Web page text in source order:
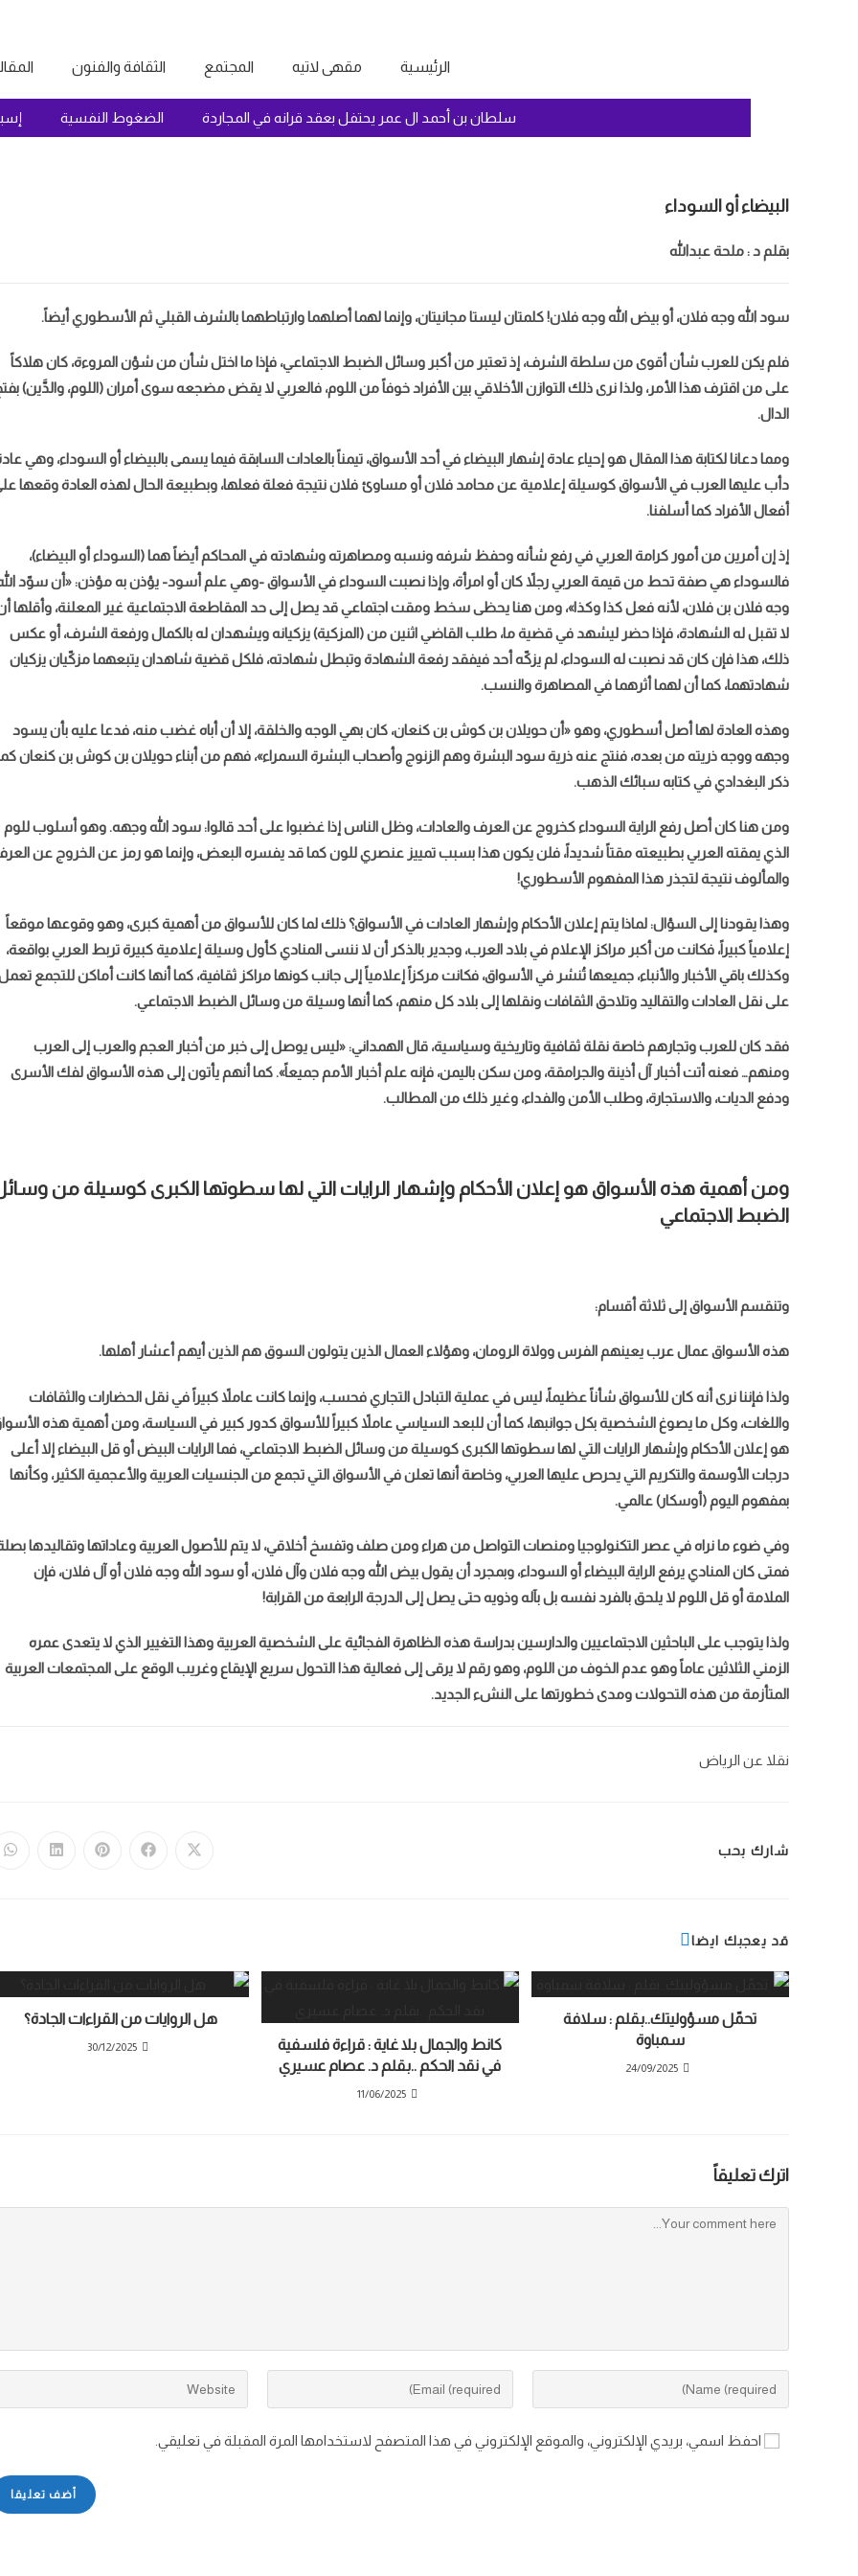
الرئيسية مقهى لاتيه المجتمع الثقافة والفنون
سلطان بن أحمد ال عمر يحتفل بعقد قرانه في المجاردة الضغوط النفسية
البيضاء أو السوداء
بقلم د : ملحة عبدالله
سود الله وجه فلان، أو بيض الله وجه فلان! كلمتان ليستا مجانيتان، وإنما لهما أصلهما وارتباطهما بالشرف القبلي ثم الأسطوري أيضاً.
فلم يكن للعرب شأن أقوى من سلطة الشرف، إذ تعتبر من أكبر وسائل الضبط الاجتماعي، فإذا ما اختل شأن من شؤن المروءة، كان هلاكاً
على من اقترف هذا الأمر، ولذا نرى ذلك التوازن الأخلاقي بين الأفراد خوفاً من اللوم، فالعربي لا يقض مضجعه سوى أمران (اللوم، والدَّين)
الدال.
ومما دعانا لكتابة هذا المقال هو إحياء عادة إشهار البيضاء في أحد الأسواق، تيمناً بالعادات السابقة فيما يسمى بالبيضاء أو السوداء، وهي
دأب عليها العرب في الأسواق كوسيلة إعلامية عن محامد فلان أو مساوئ فلان نتيجة فعلة فعلها، وبطبيعة الحال لهذه العادة وقعها
أفعال الأفراد كما أسلفنا.
إذ إن أمرين من أمور كرامة العربي في رفع شأنه وحفظ شرفه ونسبه ومصاهرته وشهادته في المحاكم أيضاً هما (السوداء أو البيضاء)،
فالسوداء هي صفة تحط من قيمة العربي رجلاً كان أو امرأة، وإذا نصبت السوداء في الأسواق -وهي علم أسود- يؤذن به مؤذن: «أن سوّد
وجه فلان بن فلان، لأنه فعل كذا وكذا»، ومن هنا يحظى سخط ومقت اجتماعي قد يصل إلى حد المقاطعة الاجتماعية غير المعلنة، وأقلها
لا تقبل له الشهادة، فإذا حضر ليشهد في قضية ما، طلب القاضي اثنين من (المزكية) يزكيانه ويشهدان له بالكمال ورفعة الشرف، أو عكس
ذلك، هذا فإن كان قد نصبت له السوداء، لم يزكّه أحد فيفقد رفعة الشهادة وتبطل شهادته، فلكل قضية شاهدان يتبعهما مزكّيان يزكيان
شهادتهما، كما أن لهما أثرهما في المصاهرة والنسب.
وهذه العادة لها أصل أسطوري، وهو «أن حويلان بن كوش بن كنعان، كان بهي الوجه والخلقة، إلا أن أباه غضب منه، فدعا عليه بأن يسود
وجهه ووجه ذريته من بعده، فنتج عنه ذرية سود البشرة وهم الزنوج وأصحاب البشرة السمراء»، فهم من أبناء حويلان بن كوش بن كنعان
ذكر البغدادي في كتابه سبائك الذهب.
ومن هنا كان أصل رفع الراية السوداء كخروج عن العرف والعادات، وظل الناس إذا غضبوا على أحد قالوا: سود الله وجهه. وهو أسلوب للوم
الذي يمقته العربي بطبيعته مقتاً شديداً، فلن يكون هذا بسبب تمييز عنصري للون كما قد يفسره البعض، وإنما هو رمز عن الخروج عن
والمألوف نتيجة لتجذر هذا المفهوم الأسطوري!
وهذا يقودنا إلى السؤال: لماذا يتم إعلان الأحكام وإشهار العادات في الأسواق؟ ذلك لما كان للأسواق من أهمية كبرى، وهو وقوعها موقعاً
إعلامياً كبيراً، فكانت من أكبر مراكز الإعلام في بلاد العرب، وجدير بالذكر أن لا ننسى المنادي كأول وسيلة إعلامية كبيرة تربط العربي بواقعة،
وكذلك باقي الأخبار والأنباء، جميعها تُنشر في الأسواق، فكانت مركزاً إعلامياً إلى جانب كونها مراكز ثقافية، كما أنها كانت أماكن للتجمع
على نقل العادات والتقاليد وتلاحق الثقافات ونقلها إلى بلاد كل منهم، كما أنها وسيلة من وسائل الضبط الاجتماعي.
فقد كان للعرب وتجارهم خاصة نقلة ثقافية وتاريخية وسياسية، قال الهمداني: «ليس يوصل إلى خبر من أخبار العجم والعرب إلى العرب
ومنهم… فعنه أتت أخبار آل أذينة والجرامقة، ومن سكن باليمن، فإنه علم أخبار الأمم جميعاً». كما أنهم يأتون إلى هذه الأسواق لفك الأسرى
ودفع الديات، والاستجارة، وطلب الأمن والفداء، وغير ذلك من المطالب.
ومن أهمية هذه الأسواق هو إعلان الأحكام وإشهار الرايات التي لها سطوتها الكبرى كوسيلة من
الضبط الاجتماعي
وتنقسم الأسواق إلى ثلاثة أقسام:
هذه الأسواق عمال عرب يعينهم الفرس وولاة الرومان، وهؤلاء العمال الذين يتولون السوق هم الذين أيهم أعشار أهلها.
ولذا فإننا نرى أنه كان للأسواق شأناً عظيماً، ليس في عملية التبادل التجاري فحسب، وإنما كانت عاملاً كبيراً في نقل الحضارات والثقافات
واللغات، وكل ما يصوغ الشخصية بكل جوانبها، كما أن للبعد السياسي عاملاً كبيراً للأسواق كدور كبير في السياسة، ومن أهمية هذه
هو إعلان الأحكام وإشهار الرايات التي لها سطوتها الكبرى كوسيلة من وسائل الضبط الاجتماعي، فما الرايات البيض أو قل البيضاء إلا أعلى
درجات الأوسمة والتكريم التي يحرص عليها العربي، وخاصة أنها تعلن في الأسواق التي تجمع من الجنسيات العربية والأعجمية الكثير، وكأنها
بمفهوم اليوم (أوسكار) عالمي.
وفي ضوء ما نراه في عصر التكنولوجيا ومنصات التواصل من هراء ومن صلف وتفسخ أخلاقي، لا يتم للأصول العربية وعاداتها وتقاليدها
فمتى كان المنادي يرفع الراية البيضاء أو السوداء، وبمجرد أن يقول بيض الله وجه فلان وآل فلان، أو سود الله وجه فلان أو آل فلان، فإن
الملامة أو قل اللوم لا يلحق بالفرد نفسه بل بآله وذويه حتى يصل إلى الدرجة الرابعة من القرابة!
ولذا يتوجب على الباحثين الاجتماعيين والدارسين بدراسة هذه الظاهرة الفجائية على الشخصية العربية وهذا التغيير الذي لا يتعدى عمره
الزمني الثلاثين عاماً وهو عدم الخوف من اللوم، وهو رقم لا يرقى إلى فعالية هذا التحول سريع الإيقاع وغريب الوقع على المجتمعات العربية
المتأزمة من هذه التحولات ومدى خطورتها على النشء الجديد.
نقلا عن الرياض
شارك بحب
قد يعجبك ايضا
هل الروايات من القراءات الجادة؟
30/12/2025
كانط والجمال بلا غاية : قراءة فلسفية
في نقد الحكم ..بقلم د. عصام عسيري
11/06/2025
تحمّل مسؤوليتك..بقلم : سلافة
سمباوة
24/09/2025
اترك تعليقاً
احفظ اسمي، بريدي الإلكتروني، والموقع الإلكتروني في هذا المتصفح لاستخدامها المرة المقبلة في تعليقي.